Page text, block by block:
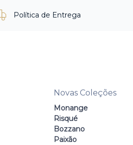
Política de Entrega
Novas Coleções
Monange
Risqué
Bozzano
Paixão